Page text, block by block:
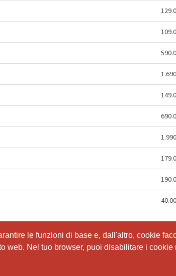
le funzioni di base e, dall'altro, cookie
web. Nel tuo browser, puoi disabilitare i cookie
le funzioni di base e, dall'altro, cookie
web. Nel tuo browser, puoi disabilitare i cookie